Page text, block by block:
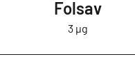
Folsav
3 µg